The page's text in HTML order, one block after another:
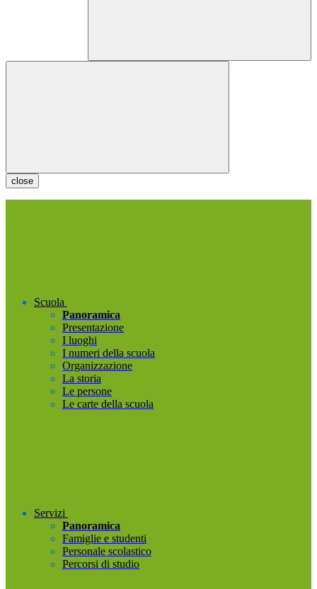
close
Scuola
Panoramica
Presentazione
I luoghi
I numeri della scuola
Organizzazione
La storia
Le persone
Le carte della scuola
Servizi
Panoramica
Famiglie e studenti
Personale scolastico
Percorsi di studio